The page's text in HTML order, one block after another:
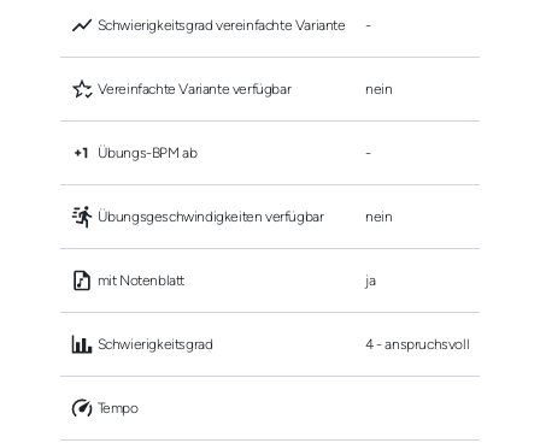
Schwierigkeitsgrad vereinfachte Variante -
Vereinfachte Variante verfügbar nein
Übungs-BPM ab -
Übungsgeschwindigkeiten verfügbar nein
mit Notenblatt ja
Schwierigkeitsgrad 4 - anspruchsvoll
Tempo